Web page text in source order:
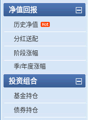
净值回报
历史净值
分红送配
阶段涨幅
季/年度涨幅
投资组合
基金持仓
债券持仓